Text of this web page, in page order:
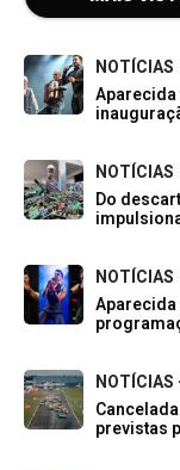
NOTÍCIAS
Aparecida
NOTÍCIAS
Do
NOTÍCIAS
NOTÍCIAS
previstas